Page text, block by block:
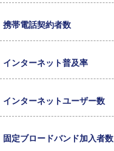
携帯電話契約者数
インターネット普及率
インターネットユーザー数
固定ブロードバンド加入者数